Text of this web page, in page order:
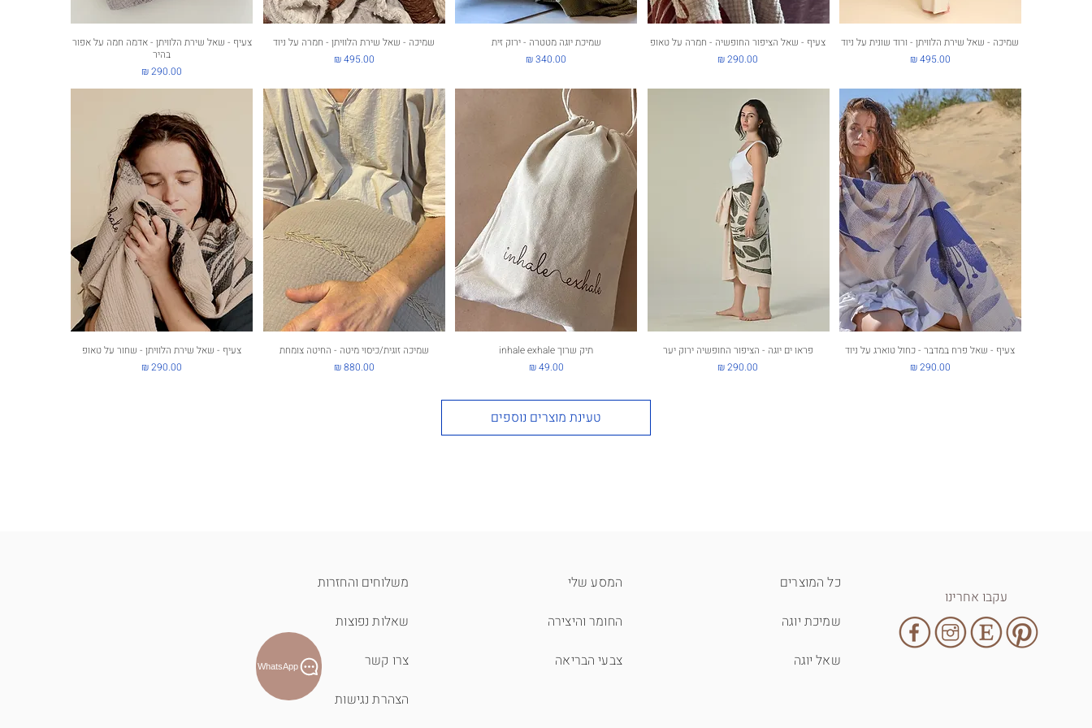
תצוגה מהירה
שמיכה - שאל שירת הלוויתן - ורוד שונית על ניוד
מחיר
תצוגה מהירה
צעיף - שאל הציפור החופשיה - חמרה על טאופ
מחיר
תצוגה מהירה
שמיכת יוגה מטטרה - ירוק זית
מחיר
תצוגה מהירה
שמיכה - שאל שירת הלוויתן - חמרה על ניוד
מחיר
תצוגה מהירה
צעיף - שאל שירת הלוויתן - אדמה חמה על אפור
בהיר
מחיר
תצוגה מהירה
צעיף - שאל פרח במדבר - כחול טוארג על ניוד
מחיר
תצוגה מהירה
פראו ים יוגה - הציפור החופשיה ירוק יער
מחיר
תצוגה מהירהתיק שרוך inhale exhale
מחיר
תצוגה מהירה
שמיכה זוגית/כיסוי מיטה - החיטה צומחת
מחיר
תצוגה מהירה
צעיף - שאל שירת הלוויתן - שחור על טאופ
מחיר
טעינת מוצרים נוספים
משלוחים והחזרות
שאלות נפוצות
צרו קשר
הצהרת נגישות
WhatsApp
המסע שלי
החומר והיצירה
צבעי הבריאה
כל המוצרים
שמיכת יוגה
שאל יוגה
עקבו אחרינו